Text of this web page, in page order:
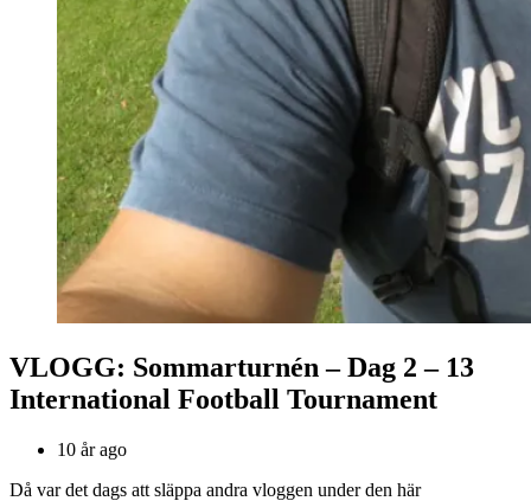
VLOGG: Sommarturnén – Dag 2 – 13
International Football Tournament
10 år ago
Då var det dags att släppa andra vloggen under den här